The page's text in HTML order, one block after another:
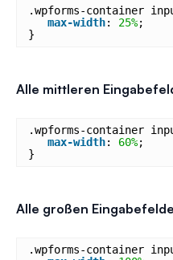
.wpforms-container
max-width: 25%;
}
Alle mittleren
.wpforms-container
max-width: 60%;
}
Alle großen
.wpforms-container